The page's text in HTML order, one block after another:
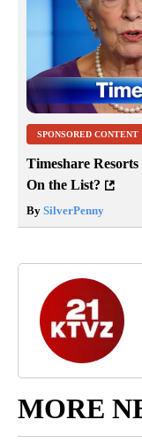
SPONSORED CONTENT
Timeshare
On the List?
By SilverPenny
MORE